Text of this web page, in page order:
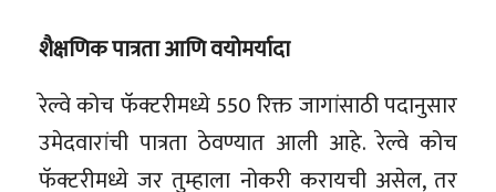
शैक्षणिक पात्रता आणि वयोमर्यादा
रेल्वे कोच फॅक्टरीमध्ये 550 रिक्त जागांसाठी पदानुसार
उमेदवारांची पात्रता ठेवण्यात आली आहे. रेल्वे कोच
फॅक्टरीमध्ये जर तुम्हाला नोकरी करायची असेल, तर